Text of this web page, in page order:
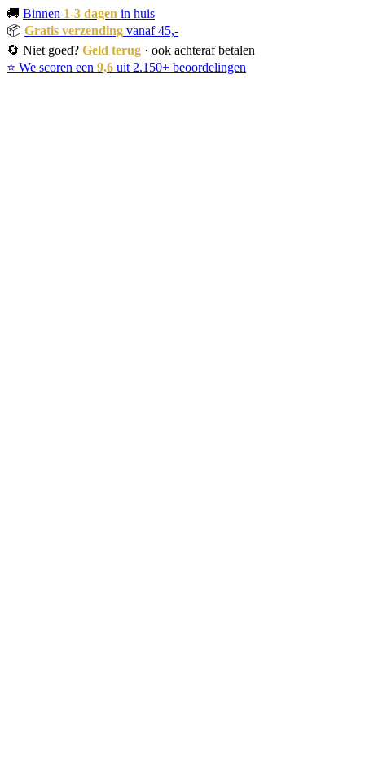
🚚 Binnen 1-3 dagen in huis
📦 Gratis verzending vanaf 45,-
🔄 Niet goed? Geld terug · ook achteraf betalen
⭐ We scoren een 9,6 uit 2.150+ beoordelingen